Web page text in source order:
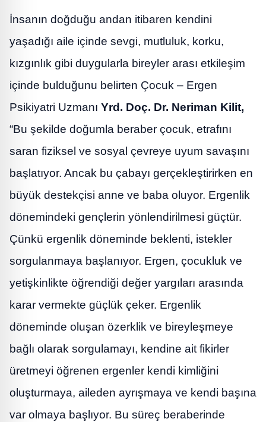
İnsanın doğduğu andan itibaren kendini
yaşadığı aile içinde sevgi, mutluluk, korku,
kızgınlık gibi duygularla bireyler arası etkileşim
içinde bulduğunu belirten Çocuk – Ergen
Psikiyatri Uzmanı Yrd. Doç. Dr. Neriman Kilit,
“Bu şekilde doğumla beraber çocuk, etrafını
saran fiziksel ve sosyal çevreye uyum savaşını
başlatıyor. Ancak bu çabayı gerçekleştirirken en
büyük destekçisi anne ve baba oluyor. Ergenlik
dönemindeki gençlerin yönlendirilmesi güçtür.
Çünkü ergenlik döneminde beklenti, istekler
sorgulanmaya başlanıyor. Ergen, çocukluk ve
yetişkinlikte öğrendiği değer yargıları arasında
karar vermekte güçlük çeker. Ergenlik
döneminde oluşan özerklik ve bireyleşmeye
bağlı olarak sorgulamayı, kendine ait fikirler
üretmeyi öğrenen ergenler kendi kimliğini
oluşturmaya, aileden ayrışmaya ve kendi başına
var olmaya başlıyor. Bu süreç beraberinde